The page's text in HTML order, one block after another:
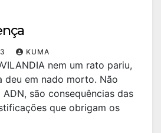
KUMA
nem um rato pariu,
deu em nado morto. Não
são consequências das
que obrigam os